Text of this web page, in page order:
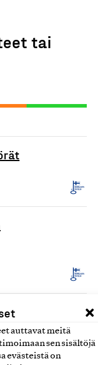
auttavat meitä
sen sisältöjä
evästeistä on
tai